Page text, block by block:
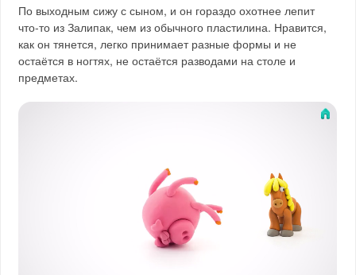
По выходным сижу с сыном, и он гораздо охотнее лепит
что-то из Залипак, чем из обычного пластилина. Нравится,
как он тянется, легко принимает разные формы и не
остаётся в ногтях, не остаётся разводами на столе и
предметах.